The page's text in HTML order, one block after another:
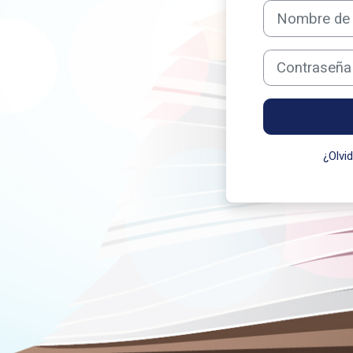
Nombre de
Contraseña